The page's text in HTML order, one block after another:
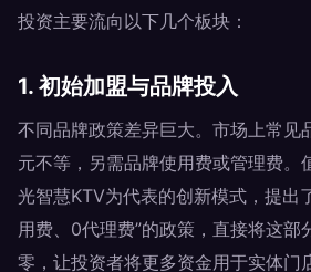
投资主要流向以下几个板块：
1. 初始加盟与品牌投入
不同品牌政策差异巨大。市场上常
元不等，另需品牌使用费或管理费。
光智慧KTV为代表的创新模式，提出
用费、0代理费”的政策，直接将这部
零，让投资者将更多资金用于实体门